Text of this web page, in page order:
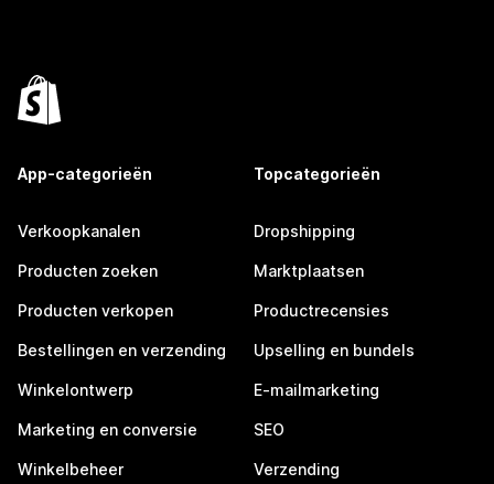
App-categorieën
Verkoopkanalen
Producten zoeken
Producten verkopen
Bestellingen en verzending
Winkelontwerp
Marketing en conversie
Winkelbeheer
Topcategorieën
Dropshipping
Marktplaatsen
Productrecensies
Upselling en bundels
E-mailmarketing
SEO
Verzending